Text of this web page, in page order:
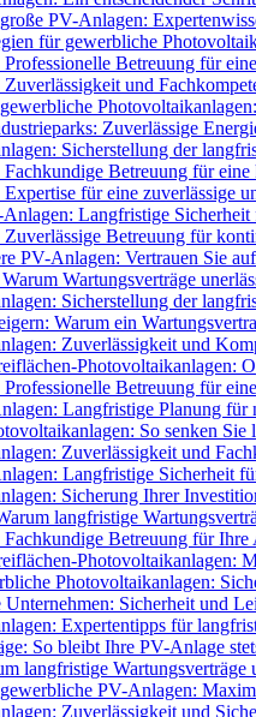
PV-Anlagen:
für gewerbliche
Betreuung für
und
Zuverlässige
Sicherstellung der
Betreuung für
für eine zuverlässige
Langfristige
Betreuung für
PV-Anlagen: Vertrauen Sie
Wartungsverträge
Sicherstellung der
Warum ein
Zuverlässigkeit und
Photovoltaikanlagen:
Betreuung für
Langfristige Planung für
So senken Sie
Zuverlässigkeit und
Langfristige Sicherheit
Sicherung Ihrer
langfristige
Betreuung für Ihre
Photovoltaikanlagen:
Photovoltaikanlagen:
Sicherheit und
Expertentipps für
So bleibt Ihre PV-Anlage
langfristige Wartungsverträge
PV-Anlagen:
Zuverlässigkeit und